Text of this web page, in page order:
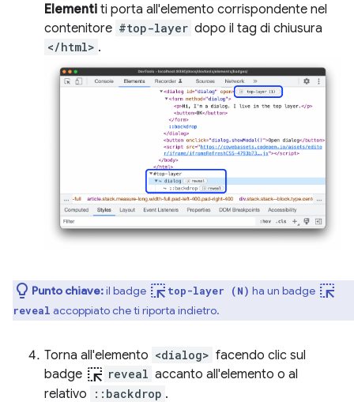
Elementi ti porta all'elemento corrispondente nel
contenitore #top-layer dopo il tag di chiusura
</html> .
Punto chiave:il badge ink_selection top-layer (N) ha un badge ink_selection
reveal accoppiato che ti riporta indietro.
Torna all'elemento <dialog> facendo clic sul
badge ink_selection reveal accanto all'elemento o al
relativo
::backdrop .